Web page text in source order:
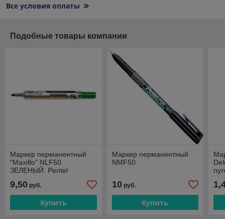
Все условия оплаты
Подобные товары компании
Маркер перманентный
"Maxiflo" NLF50.
ЗЕЛЕНЫЙ. Pentel
9,50 руб.
Купить
Маркер перманентный
NMF50
10руб.
Купить